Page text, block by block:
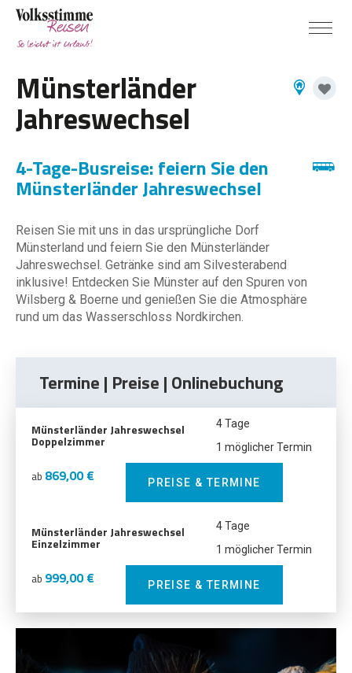
Münsterländer
Jahreswechsel
4-Tage-Busreise: feiern Sie den
Münsterländer Jahreswechsel
Reisen Sie mit uns in das ursprüngliche Dorf
Münsterland und feiern Sie den Münsterländer
Jahreswechsel. Getränke sind am Silvesterabend
inklusive! Entdecken Sie Münster auf den Spuren von
Wilsberg & Boerne und genießen Sie die Atmosphäre
rund um das Wasserschloss Nordkirchen.
Termine | Preise | Onlinebuchung
Münsterländer Jahreswechsel
Doppelzimmer
4 Tage
1 möglicher Termin
ab 869,00 € PREISE & TERMINE
Münsterländer Jahreswechsel
Einzelzimmer
4 Tage
1 möglicher Termin
ab 999,00 € PREISE & TERMINE